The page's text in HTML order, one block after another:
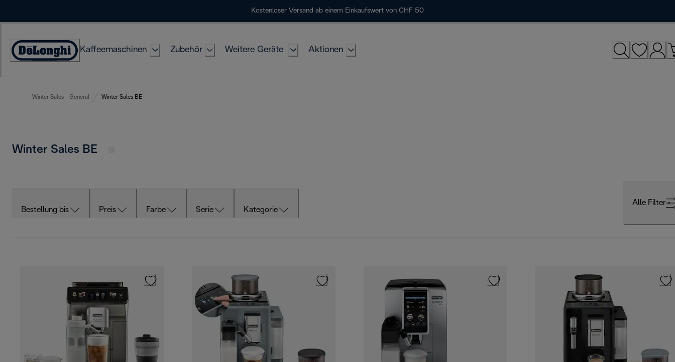
Kostenloser Versand ab einem Einkaufswert von CHF 50
Erklärung
Kaffeemaschinen Zubehör Weitere Geräte Aktionen
Winter Sales - General Winter Sales BE
Winter Sales BE
Bestellung bis Preis Farbe Serie Kategorie
Alle Filter